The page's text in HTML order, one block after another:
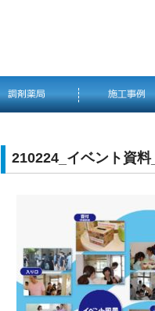
210224_イベント資